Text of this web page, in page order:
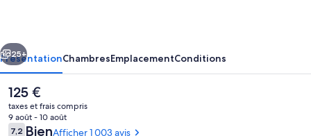
Suivant
25+
PrésentationChambresEmplacementConditions
Le
prix
actuel
est
125 €
taxes et frais compris
9 août - 10 août
Avis
7,2 BienAfficher 1 003 avis